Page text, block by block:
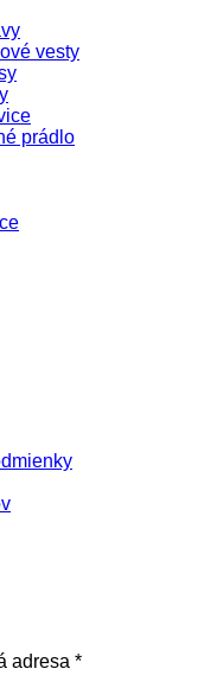
vesty
prádlo
adresa *Povinné